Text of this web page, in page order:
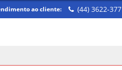
ao cliente: (44) 3622-